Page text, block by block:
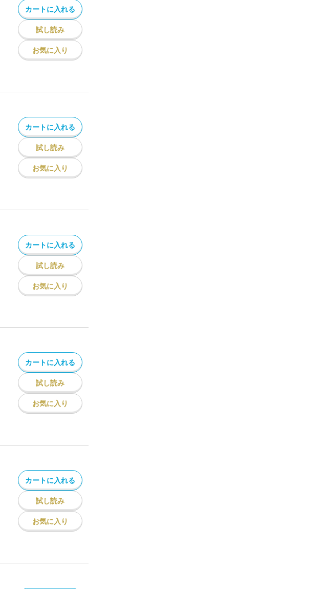
カートに入れる
試し読み
お気に入り
カートに入れる
試し読み
お気に入り
カートに入れる
試し読み
お気に入り
カートに入れる
試し読み
お気に入り
カートに入れる
試し読み
お気に入り